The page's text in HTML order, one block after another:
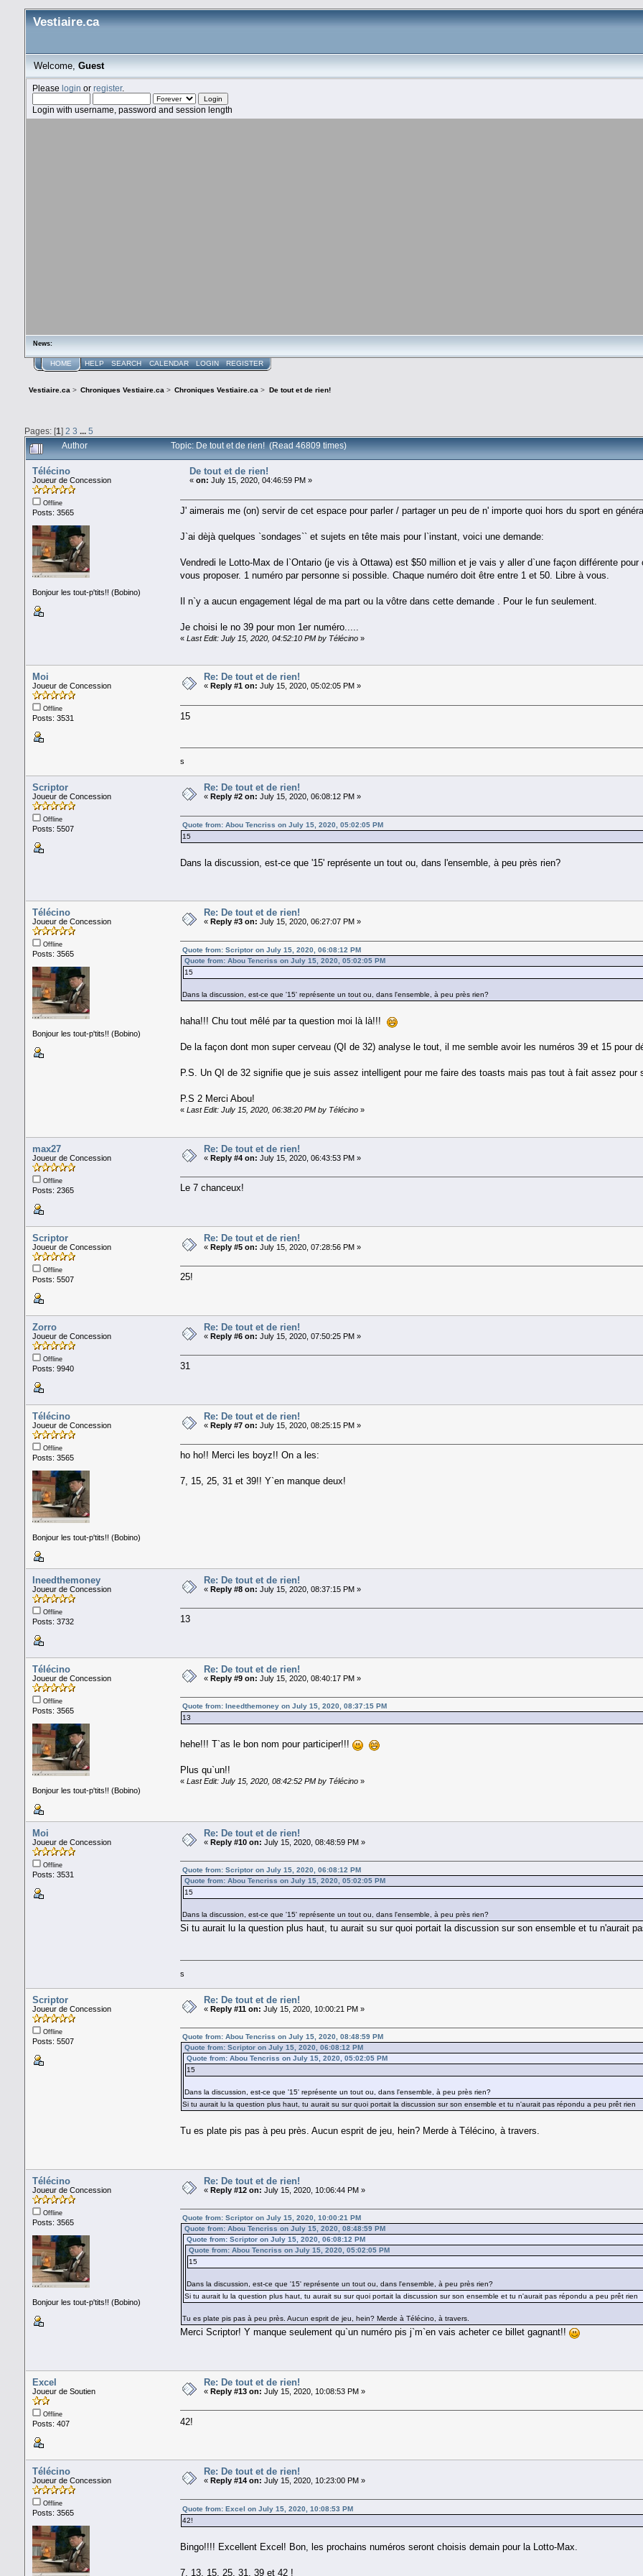
Vestiaire.ca
Welcome,Guest
Please login or register.
Login with username, password and session length
News:
HOME HELP SEARCH CALENDAR LOGIN REGISTER
Vestiaire.ca > Chroniques Vestiaire.ca > Chroniques Vestiaire.ca > De tout et de rien!
Pages: [1] 2 3 ... 5
Author Topic: De tout et de rien! (Read 46809 times)
Télécino
Joueur de Concession
Offline
Posts: 3565
Bonjour les tout-p'tits!! (Bobino)
De tout et de rien!
« on: July 15, 2020, 04:46:59 PM »
J' aimerais me (on) servir de cet espace pour parler / partager un peu de n' importe quoi hors du sport en général.
J`ai dèjà quelques `sondages`` et sujets en tête mais pour l`instant, voici une demande:
Vendredi le Lotto-Max de l`Ontario (je vis à Ottawa) est $50 million et je vais y aller d`une façon différente
vous proposer. 1 numéro par personne si possible. Chaque numéro doit être entre 1 et 50. Libre à vous.
Il n`y a aucun engagement légal de ma part ou la vôtre dans cette demande . Pour le fun seulement.
Je choisi le no 39 pour mon 1er numéro.....
«Last Edit: July 15, 2020, 04:52:10 PM by Télécino »
Moi
Joueur de Concession
Offline
Posts: 3531
Re: De tout et de rien!
« Reply #1 on: July 15, 2020, 05:02:05 PM »
15
s
Scriptor
Joueur de Concession
Offline
Posts: 5507
Re: De tout et de rien!
« Reply #2 on: July 15, 2020, 06:08:12 PM »
Quote from: Abou Tencriss on July 15, 2020, 05:02:05 PM
15
Dans la discussion, est-ce que '15' représente un tout ou, dans l'ensemble, à peu près rien?
Télécino
Joueur de Concession
Offline
Posts: 3565
Bonjour les tout-p'tits!! (Bobino)
Re: De tout et de rien!
« Reply #3 on: July 15, 2020, 06:27:07 PM »
Quote from: Scriptor on July 15, 2020, 06:08:12 PM
Quote from: Abou Tencriss on July 15, 2020, 05:02:05 PM
15
Dans la discussion, est-ce que '15' représente un tout ou, dans l'ensemble, à peu près rien?
haha!!! Chu tout mêlé par ta question moi là là!!!
De la façon dont mon super cerveau (QI de 32) analyse le tout, il me semble avoir les numéros 39 et 15 pour
P.S. Un QI de 32 signifie que je suis assez intelligent pour me faire des toasts mais pas tout à fait assez pour
P.S 2 Merci Abou!
«Last Edit: July 15, 2020, 06:38:20 PM by Télécino »
max27
Joueur de Concession
Offline
Posts: 2365
Re: De tout et de rien!
« Reply #4 on: July 15, 2020, 06:43:53 PM »
Le 7 chanceux!
Scriptor
Joueur de Concession
Offline
Posts: 5507
Re: De tout et de rien!
« Reply #5 on: July 15, 2020, 07:28:56 PM »
25!
Zorro
Joueur de Concession
Offline
Posts: 9940
Re: De tout et de rien!
« Reply #6 on: July 15, 2020, 07:50:25 PM »
31
Télécino
Joueur de Concession
Offline
Posts: 3565
Bonjour les tout-p'tits!! (Bobino)
Re: De tout et de rien!
« Reply #7 on: July 15, 2020, 08:25:15 PM »
ho ho!! Merci les boyz!! On a les:
7, 15, 25, 31 et 39!! Y`en manque deux!
Ineedthemoney
Joueur de Concession
Offline
Posts: 3732
Re: De tout et de rien!
« Reply #8 on: July 15, 2020, 08:37:15 PM »
13
Télécino
Joueur de Concession
Offline
Posts: 3565
Bonjour les tout-p'tits!! (Bobino)
Re: De tout et de rien!
« Reply #9 on: July 15, 2020, 08:40:17 PM »
Quote from: Ineedthemoney on July 15, 2020, 08:37:15 PM
13
hehe!!! T`as le bon nom pour participer!!!
Plus qu`un!!
«Last Edit: July 15, 2020, 08:42:52 PM by Télécino »
Moi
Joueur de Concession
Offline
Posts: 3531
Re: De tout et de rien!
« Reply #10 on: July 15, 2020, 08:48:59 PM »
Quote from: Scriptor on July 15, 2020, 06:08:12 PM
Quote from: Abou Tencriss on July 15, 2020, 05:02:05 PM
15
Dans la discussion, est-ce que '15' représente un tout ou, dans l'ensemble, à peu près rien?
Si tu aurait lu la question plus haut, tu aurait su sur quoi portait la discussion sur son ensemble et tu n'aurait
s
Scriptor
Joueur de Concession
Offline
Posts: 5507
Re: De tout et de rien!
« Reply #11 on: July 15, 2020, 10:00:21 PM »
Quote from: Abou Tencriss on July 15, 2020, 08:48:59 PM
Quote from: Scriptor on July 15, 2020, 06:08:12 PM
Quote from: Abou Tencriss on July 15, 2020, 05:02:05 PM
15
Dans la discussion, est-ce que '15' représente un tout ou, dans l'ensemble, à peu près rien?
Si tu aurait lu la question plus haut, tu aurait su sur quoi portait la discussion sur son ensemble et tu n'aurait pas répondu a peu prêt rien
Tu es plate pis pas à peu près. Aucun esprit de jeu, hein? Merde à Télécino, à travers.
Télécino
Joueur de Concession
Offline
Posts: 3565
Bonjour les tout-p'tits!! (Bobino)
Re: De tout et de rien!
« Reply #12 on: July 15, 2020, 10:06:44 PM »
Quote from: Scriptor on July 15, 2020, 10:00:21 PM
Quote from: Abou Tencriss on July 15, 2020, 08:48:59 PM
Quote from: Scriptor on July 15, 2020, 06:08:12 PM
Quote from: Abou Tencriss on July 15, 2020, 05:02:05 PM
15
Dans la discussion, est-ce que '15' représente un tout ou, dans l'ensemble, à peu près rien?
Si tu aurait lu la question plus haut, tu aurait su sur quoi portait la discussion sur son ensemble et tu n'aurait pas répondu a peu prêt rien
Tu es plate pis pas à peu près. Aucun esprit de jeu, hein? Merde à Télécino, à travers.
Merci Scriptor! Y manque seulement qu`un numéro pis j`m`en vais acheter ce billet gagnant!!
Excel
Joueur de Soutien
Offline
Posts: 407
Re: De tout et de rien!
« Reply #13 on: July 15, 2020, 10:08:53 PM »
42!
Télécino
Joueur de Concession
Offline
Posts: 3565
Re: De tout et de rien!
« Reply #14 on: July 15, 2020, 10:23:00 PM »
Quote from: Excel on July 15, 2020, 10:08:53 PM
42!
Bingo!!!! Excellent Excel! Bon, les prochains numéros seront choisis demain pour la Lotto-Max.
7, 13, 15, 25, 31, 39 et 42 !